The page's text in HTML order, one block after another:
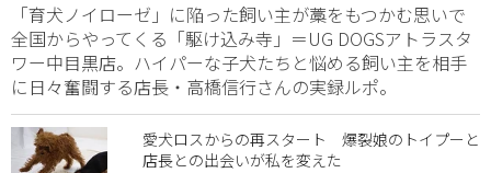
「育犬ノイローゼ」に陥った飼い主が藁をもつかむ思いで
全国からやってくる「駆け込み寺」＝UG DOGSアトラスタ
ワー中目黒店。ハイパーな子犬たちと悩める飼い主を相手
に日々奮闘する店長・高橋信行さんの実録ルポ。
愛犬ロスからの再スタート 爆裂娘のトイプーと
店長との出会いが私を変えた